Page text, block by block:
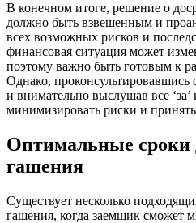
В конечном итоге, решение о
должно быть взвешенным и
всех возможных рисков и
финансовая ситуация может
поэтому важно быть готовым к
Однако,
и внимательно выслушав все
минимизировать риски и
Оптимальные сроки
гашения
Существует несколько
гашения, когда заемщик сможет